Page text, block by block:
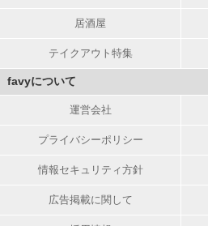
居酒屋
テイクアウト特集
favyについて
運営会社
プライバシーポリシー
情報セキュリティ方針
広告掲載に関して